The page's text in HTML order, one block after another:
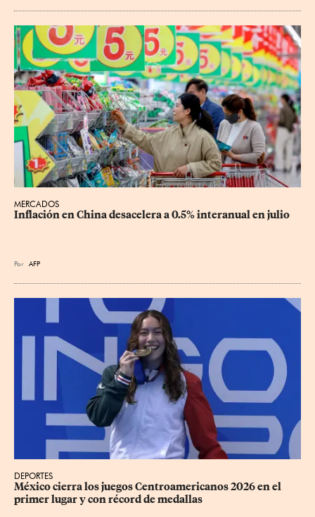
MERCADOS
Inflación en China desacelera a 0.5% interanual en julio
Por AFP
DEPORTES
México cierra los juegos Centroamericanos 2026 en el
primer lugar y con récord de medallas